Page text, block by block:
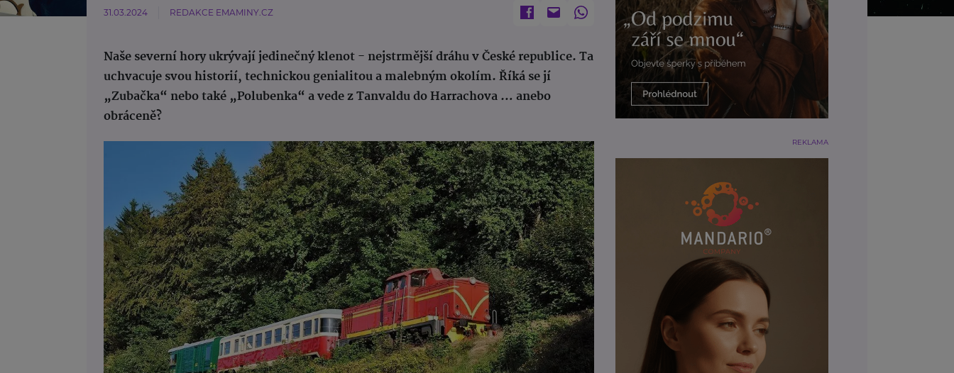
31.03.2024 REDAKCE EMAMINY.CZ
Naše severní hory ukrývají jedinečný klenot - nejstrmější dráhu v České republice. Ta
uchvacuje svou historií, technickou genialitou a malebným okolím. Říká se jí
„Zubačka“ nebo také „Polubenka“ a vede z Tanvaldu do Harrachova … anebo
obráceně?
REKLAMA